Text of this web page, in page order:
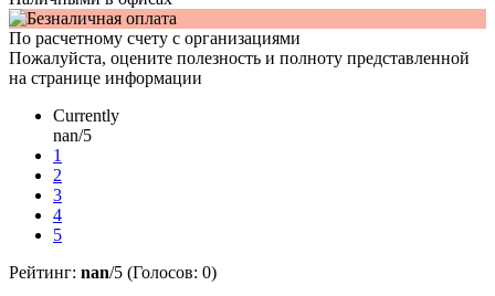
По расчетному счету с организациями
Пожалуйста, оцените полезность и полноту представленной
на странице информации
Currently
nan/5
1
2
3
4
5
Рейтинг: nan/5 (Голосов: 0)